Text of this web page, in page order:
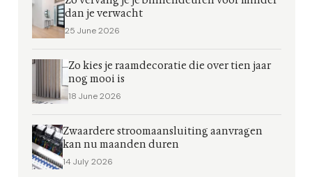
dan je verwacht
25 June 2026
Zo kies je raamdecoratie die over tien jaar
nog mooi is
18 June 2026
Zwaardere stroomaansluiting aanvragen
kan nu maanden duren
14 July 2026